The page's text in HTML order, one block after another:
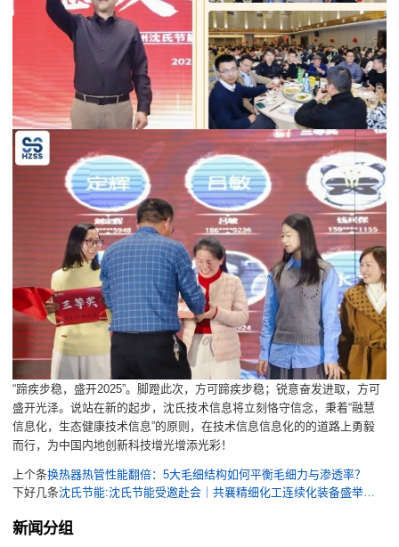
“蹄疾步稳，盛开2025”。脚蹬此次，方可蹄疾步稳；锐意奋发进取，方可
盛开光泽。说站在新的起步，沈氏技术信息将立刻恪守信念，秉着“融慧
信息化，生态健康技术信息”的原则，在技术信息信息化的的道路上勇毅
而行，为中国内地创新科技增光增添光彩！
上个条换热器热管性能翻倍：5大毛细结构如何平衡毛细力与渗透率？
下好几条
新闻分组